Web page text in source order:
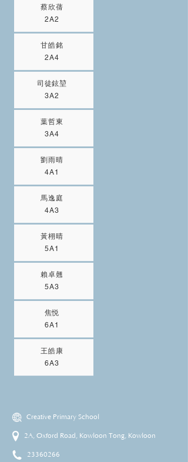
蔡欣蒨
2A2
甘皓銘
2A4
司徒鉉堃
3A2
葉哲東
3A4
劉雨晴
4A1
馬逸庭
4A3
黃栩晴
5A1
賴卓翹
5A3
焦悦
6A1
王皓康
6A3
Creative Primary School
2A, Oxford Road, Kowloon Tong, Kowloon
23360266